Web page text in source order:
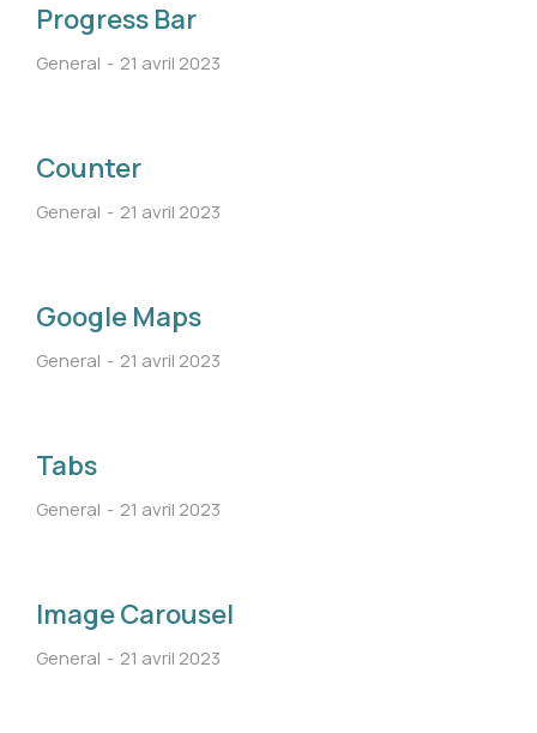
Progress Bar
General 21 avril 2023
Counter
General 21 avril 2023
Google Maps
General 21 avril 2023
Tabs
General 21 avril 2023
Image Carousel
General 21 avril 2023